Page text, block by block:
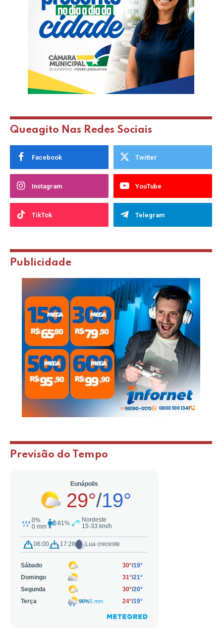
Queagito Nas Redes Sociais
Facebook Twitter
Instagram YouTube
TikTok Telegram
Publicidade
Previsão do Tempo